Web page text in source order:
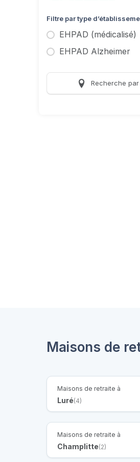
Filtre par type
EHPAD (médicalisé)
EHPAD Alzheimer
Recherche par
Maisons de
Maisons de retraite à
Luré(4)
Maisons de retraite à
Champlitte(2)